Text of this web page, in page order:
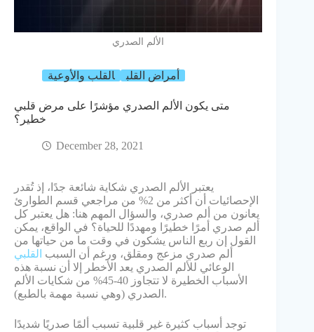
الألم الصدري
أمراض القلب القلب والأوعية
متى يكون الألم الصدري مؤشرًا على مرض قلبي
خطير؟
December 28, 2021
يعتبر الألم الصدري شكاية شائعة جدًا، إذ تُقدر
الإحصائيات أن أكثر من 2% من مراجعي قسم الطوارئ
يعانون من ألم صدري، والسؤال المهم هنا: هل يعتبر كل
ألم صدري أمرًا خطيرًا ومهددًا للحياة؟ في الواقع، يمكن
القول إن ربع الناس يشكون في وقت ما من حياتها من
ألم صدري مزعج ومقلق، ورغم أن السبب القلبي
الوعائي للألم الصدري يعد الأخطر إلا أن نسبة هذه
الأسباب الخطيرة لا تتجاوز 40-45% من شكايات الألم
الصدري (وهي نسبة مهمة بالطبع).
توجد أسباب كثيرة غير قلبية تسبب ألمًا صدريًا شديدًا